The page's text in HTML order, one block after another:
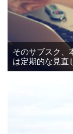
そのサブスク、
は定期的な見直